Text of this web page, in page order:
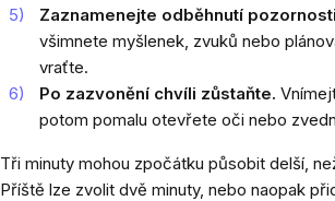
Zaznamenejte odběhnutí
všimnete myšlenek, zvuků nebo
vraťte.
Po zazvonění chvíli zůstaňte.
potom pomalu otevřete oči nebo
Tři minuty mohou zpočátku působit delší,
Příště lze zvolit dvě minuty, nebo naopak